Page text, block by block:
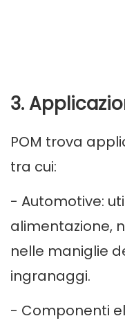
3.
POM trova
tra cui:
- Automotive:
alimentazione,
nelle maniglie
ingranaggi.
- Componenti